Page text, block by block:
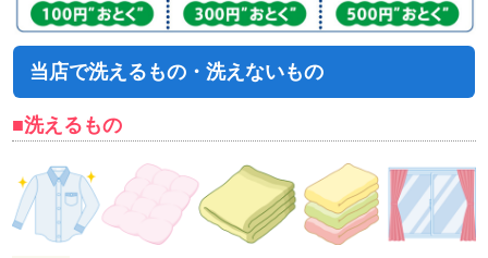
当店で洗えるもの・洗えないもの
■洗えるもの